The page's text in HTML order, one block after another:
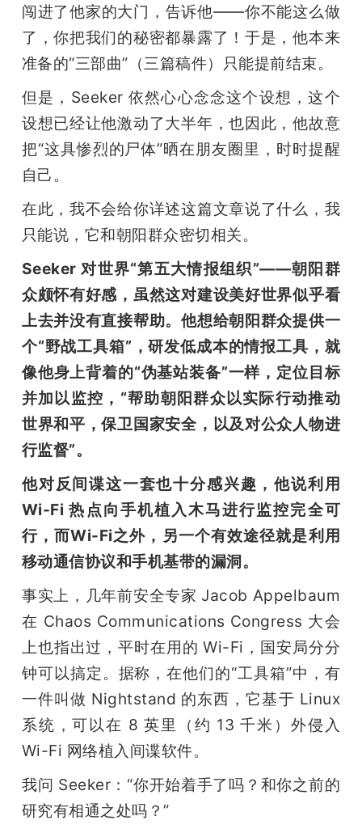
闯进了他家的大门，告诉他——你不能这么做
了，你把我们的秘密都暴露了！于是，他本来
准备的“三部曲”（三篇稿件）只能提前结束。
但是，Seeker 依然心心念念这个设想，这个
设想已经让他激动了大半年，也因此，他故意
把“这具惨烈的尸体”晒在朋友圈里，时时提醒
自己。
在此，我不会给你详述这篇文章说了什么，我
只能说，它和朝阳群众密切相关。
Seeker 对世界“第五大情报组织”——朝阳群
众颇怀有好感，虽然这对建设美好世界似乎看
上去并没有直接帮助。他想给朝阳群众提供一
个“野战工具箱”，研发低成本的情报工具，就
像他身上背着的“伪基站装备”一样，定位目标
并加以监控，“帮助朝阳群众以实际行动推动
世界和平，保卫国家安全，以及对公众人物进
行监督”。
他对反间谍这一套也十分感兴趣，他说利用
Wi-Fi 热点向手机植入木马进行监控完全可
行，而Wi-Fi之外，另一个有效途径就是利用
移动通信协议和手机基带的漏洞。
事实上，几年前安全专家 Jacob Appelbaum
在 Chaos Communications Congress 大会
上也指出过，平时在用的 Wi-Fi，国安局分分
钟可以搞定。据称，在他们的“工具箱”中，有
一件叫做 Nightstand 的东西，它基于 Linux
系统，可以在 8 英里（约 13 千米）外侵入
Wi-Fi 网络植入间谍软件。
我问 Seeker：“你开始着手了吗？和你之前的
研究有相通之处吗？”